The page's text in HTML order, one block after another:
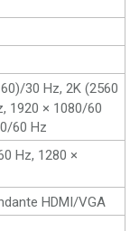
30 Hz, 2K (2560
1920 × 1080/60
60 Hz
Hz, 1280 ×
HDMI/VGA